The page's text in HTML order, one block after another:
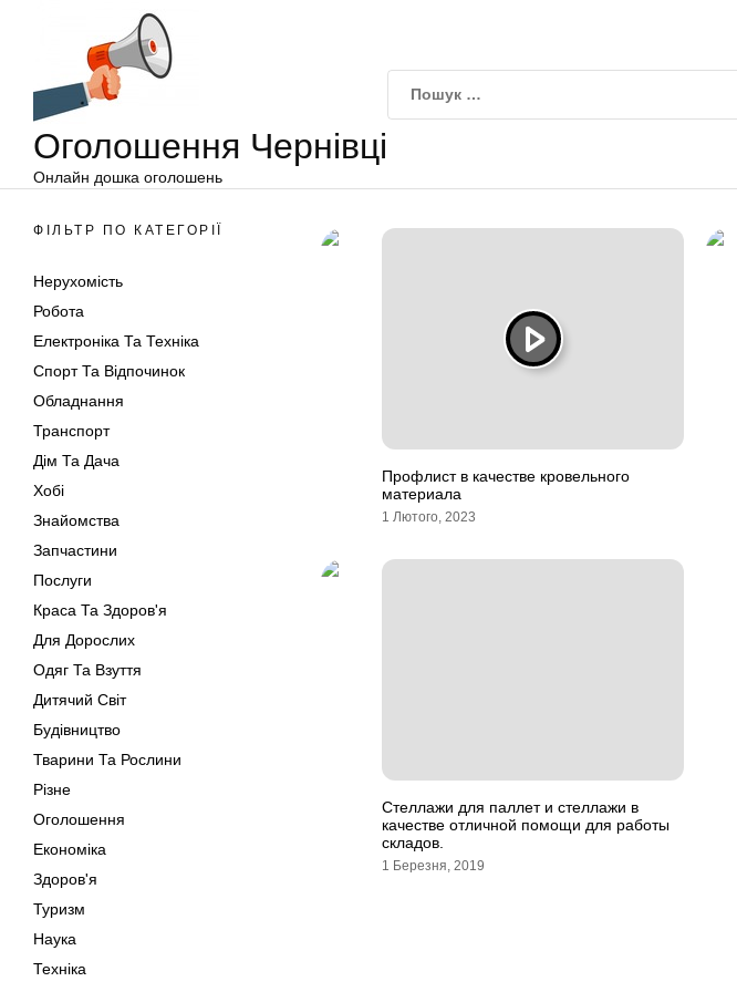
Оголошення Чернівці
Онлайн дошка оголошень
ФІЛЬТР ПО КАТЕГОРІЇ
Нерухомість
Робота
Електроніка Та Техніка
Спорт Та Відпочинок
Обладнання
Транспорт
Дім Та Дача
Хобі
Знайомства
Запчастини
Послуги
Краса Та Здоров'я
Для Дорослих
Одяг Та Взуття
Дитячий Світ
Будівництво
Тварини Та Рослини
Різне
Оголошення
Економіка
Здоров'я
Туризм
Наука
Техніка
Профлист в качестве кровельного
материала
1 Лютого, 2023
Стеллажи для паллет и стеллажи в
качестве отличной помощи для работы
складов.
1 Березня, 2019